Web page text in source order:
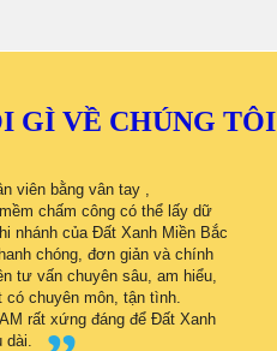
GÌ VỀ CHÚNG TÔI
viên bằng vân tay ,
chấm công có thể lấy dữ
nhánh của Đất Xanh Miền Bắc
chóng, đơn giản và chính
tư vấn chuyên sâu, am hiểu,
có chuyên môn, tận tình.
rất xứng đáng để Đất Xanh
dài.